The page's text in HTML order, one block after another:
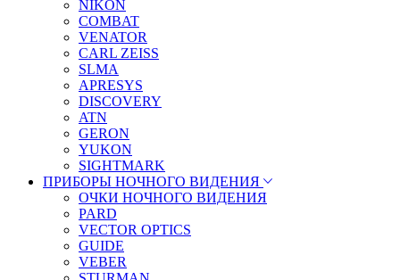
NIKON
COMBAT
VENATOR
CARL ZEISS
SLMA
APRESYS
DISCOVERY
ATN
GERON
YUKON
SIGHTMARK
ПРИБОРЫ НОЧНОГО ВИДЕНИЯ
ОЧКИ НОЧНОГО ВИДЕНИЯ
PARD
VECTOR OPTICS
GUIDE
VEBER